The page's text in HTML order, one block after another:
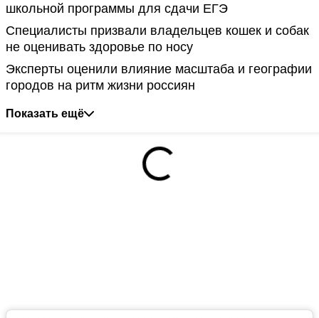
школьной программы для сдачи ЕГЭ
Специалисты призвали владельцев кошек и собак
не оценивать здоровье по носу
Эксперты оценили влияние масштаба и географии
городов на ритм жизни россиян
Показать ещё